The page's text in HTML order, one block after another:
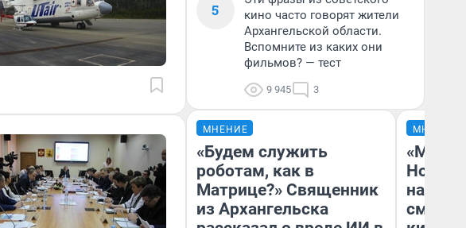
5
кино часто говорят жители
Архангельской области.
Вспомните из каких они
фильмов? — тест
9 945 3
МНЕНИЕ
«Будем служить
роботам, как в
Матрице?» Священник
из Архангельска
МНЕНИЕ
«Мы